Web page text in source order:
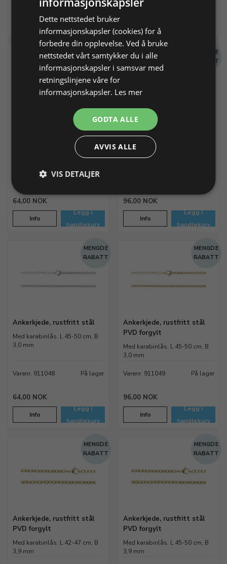
48,00 NOK
Info
Legg i
handlekurv
88,00 NOK
MENGDE
Ankerkjede, rustfritt stål
Med karabinlås. L 42-47 cm, B
Varenr. 911046 På lager
64,00 NOK
Info
Legg i
handlekurv
MENGDE
RABATT
Ankerkjede, rustfritt stål
PVD forgylt
Med karabinlås. L 42-47 cm, B
3,0 mm
96,00 NOK
Info
Legg i
handlekurv
MENGDE
RABATT
Ankerkjede, rustfritt stål
Med karabinlås. L 45-50 cm, B
3,0 mm
Varenr. 911048 På lager
64,00 NOK
Info
Legg i
handlekurv
MENGDE
RABATT
Ankerkjede, rustfritt stål
PVD forgylt
Med karabinlås. L 45-50 cm, B
3,0 mm
Varenr. 911049 På lager
96,00 NOK
Info
Legg i
handlekurv
MENGDE
RABATT
Ankerkjede, rustfritt stål
PVD forgylt
Med karabinlås. L 42-47 cm, B
3,9 mm
MENGDE
RABATT
Ankerkjede, rustfritt stål
PVD forgylt
Med karabinlås. L 45-50 cm, B
3,9 mm
Dette nettstedet bruker
informasjonskapsler (cookies) for å
forbedre din opplevelse. Ved å bruke
nettstedet vårt samtykker du i alle
informasjonskapsler i samsvar med
retningslinjene våre for
informasjonskapsler. Les mer
GODTA ALLE
AVVIS ALLE
VIS DETALJER